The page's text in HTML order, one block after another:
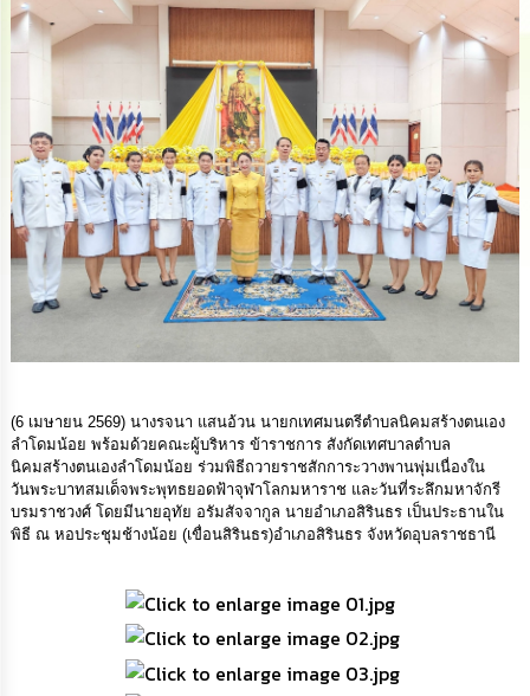
การ
เงิน
นโยบาย
No
Gift
Policy
การ
ดำเนิน
ป้องกัน
ทุจริต
มาตรการ
ส่ง
เสริม
คุณธรรม
(6 เมษายน 2569) นางรจนา แสนอ้วน นายกเทศมนตรีตำบลนิคมสร้างตนเอง
ลำโดมน้อย พร้อมด้วยคณะผู้บริหาร ข้าราชการ สังกัดเทศบาลตำบล
นิคมสร้างตนเองลำโดมน้อย ร่วมพิธีถวายราชสักการะวางพานพุ่มเนื่องใน
วันพระบาทสมเด็จพระพุทธยอดฟ้าจุฬาโลกมหาราช และวันที่ระลึกมหาจักรี
บรมราชวงศ์ โดยมีนายอุทัย อรัมสัจจากูล นายอำเภอสิรินธร เป็นประธานใน
พิธี ณ หอประชุมช้างน้อย (เขื่อนสิรินธร)อำเภอสิรินธร จังหวัดอุบลราชธานี